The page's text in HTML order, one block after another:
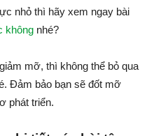
nhỏ thì hãy xem ngay bài
không nhé?
mỡ, thì không thể bỏ qua
Đảm bảo bạn sẽ đốt mỡ
phát triển.